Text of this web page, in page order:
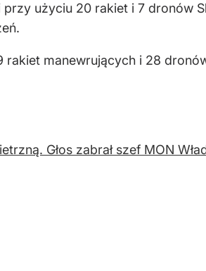
przy użyciu 20 rakiet i 7 dronów
rakiet manewrujących i 28
Głos zabrał szef MON